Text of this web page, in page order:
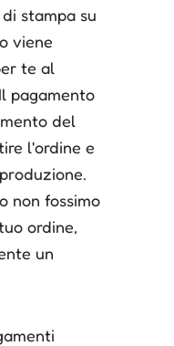
stampa su
viene
te al
pagamento
del
l'ordine e
non fossimo
ordine,
un